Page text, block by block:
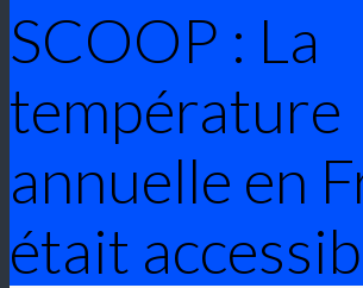
SCOOP : La
température
annuelle en
était